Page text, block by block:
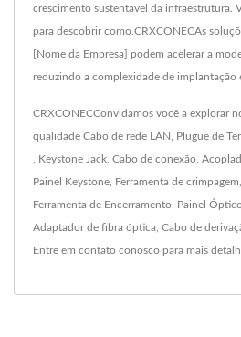
crescimento sustentável da infraestrutura.
para descobrir como.CRXCONECAs
[Nome da Empresa] podem acelerar a
reduzindo a complexidade de implantação
CRXCONECConvidamos você a explorar
qualidade Cabo de rede LAN Plugue de
Keystone Jack Cabo de conexão
Painel Keystone Ferramenta de crimpagem
Ferramenta de Encerramento Painel
Adaptador de fibra óptica Cabo de
Entre em contato conosco para mais